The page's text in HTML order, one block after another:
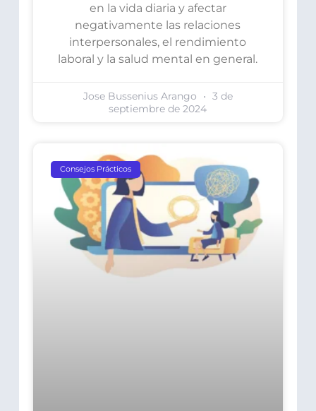
en la vida diaria y afectar
negativamente las relaciones
interpersonales, el rendimiento
laboral y la salud mental en general.
Jose Bussenius Arango
3 de
septiembre de 2024
Consejos Prácticos